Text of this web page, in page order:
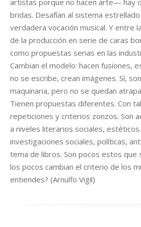
artistas porque no hacen arte— hay
bridas. Desafían al sistema estrellado
verdadera vocación musical. Y entre
de la producción en serie de caras
como propuestas serias en las
Cambian el modelo: hacen fusiones,
no se escribe, crean imágenes. Sí,
maquinaria, pero no se quedan
Tienen propuestas diferentes. Con
repeticiones y criterios zonzos. Son
a niveles literarios sociales,
investigaciones sociales, políticas,
tema de libros. Son pocos estos que
los pocos cambian el criterio de los
entiendes? (Arnulfo Vigil)